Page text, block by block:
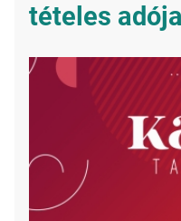
tételes adója